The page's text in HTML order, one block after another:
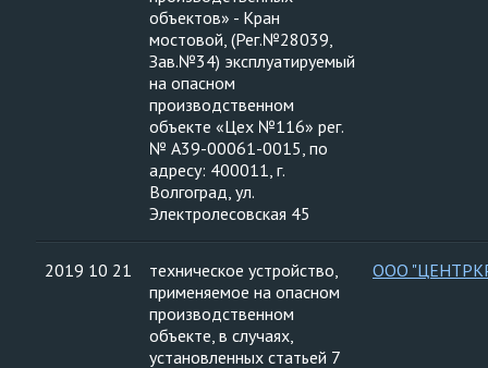
объектов» - Кран
мостовой, (Рег.№28039,
Зав.№34) эксплуатируемый
на опасном
производственном
объекте «Цех №116» рег.
№ А39-00061-0015, по
адресу: 400011, г.
Волгоград, ул.
Электролесовская 45
2019 10 21
техническое устройство,
применяемое на опасном
производственном
объекте, в случаях,
установленных статьей 7
ООО